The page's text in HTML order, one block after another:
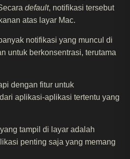
default, notifikasi tersebut
atas layar Mac.
notifikasi yang muncul di
untuk berkonsentrasi, terutama
dengan fitur untuk
aplikasi-aplikasi tertentu yang
tampil di layar adalah
penting saja yang memang